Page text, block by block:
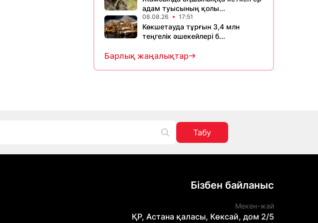
адам туысының қолы...
08.08.26 17:51
Көкшетауда тұрғын 3,4 млн
теңгелік әшекейлері б...
Барлық жаңалықтар
Табу
Бізбен байланыс
Мекен-жай
ҚР, Астана қаласы, Көксай, дом 2/5